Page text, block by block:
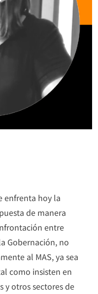
enfrenta hoy la
de manera
entre
Gobernación, no
al MAS, ya sea
como insisten en
y otros sectores de